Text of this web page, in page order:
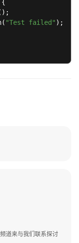
{
"Test failed" );
道来与我们联系探讨